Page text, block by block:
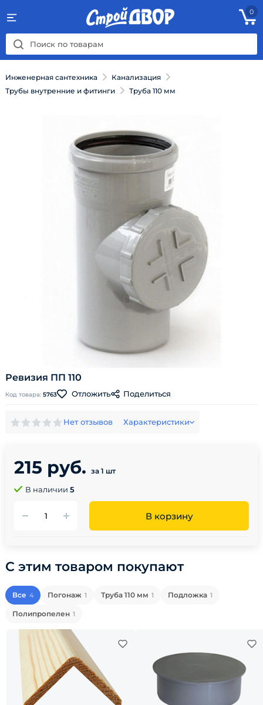
0
Инженерная сантехника
Канализация
Трубы внутренние и фитинги
Труба 110 мм
Ревизия ПП 110
Код товара: 5763 Отложить Поделиться
Нет отзывов Характеристики
215 руб. за 1 шт
В наличии 5
В корзину
С этим товаром покупают
Все 4 Погонаж 1 Труба 110 мм 1 Подложка 1
Полипропелен 1